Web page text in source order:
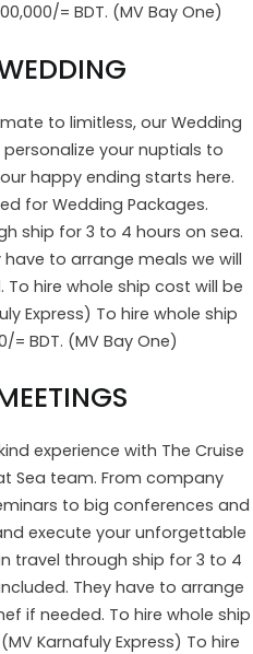
= BDT. (MV Bay One)
to limitless, our Wedding
your nuptials to
happy ending starts here.
for Wedding Packages.
ship for 3 to 4 hours on sea.
to arrange meals we will
hire whole ship cost will be
Express) To hire whole ship
= BDT. (MV Bay One)
experience with The Cruise
Sea team. From company
to big conferences and
execute your unforgettable
travel through ship for 3 to 4
They have to arrange
if needed. To hire whole ship
Karnafuly Express) To hire